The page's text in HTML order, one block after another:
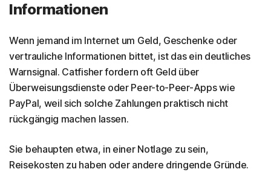
Informationen
Wenn jemand im Internet um Geld, Geschenke oder
vertrauliche Informationen bittet, ist das ein deutliches
Warnsignal. Catfisher fordern oft Geld über
Überweisungsdienste oder Peer-to-Peer-Apps wie
PayPal, weil sich solche Zahlungen praktisch nicht
rückgängig machen lassen.
Sie behaupten etwa, in einer Notlage zu sein,
Reisekosten zu haben oder andere dringende Gründe.